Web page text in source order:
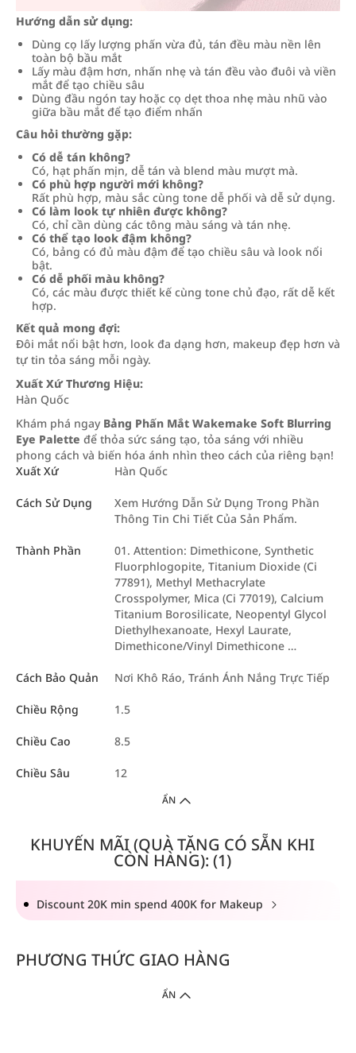
Hướng dẫn sử dụng:
Dùng cọ lấy lượng phấn vừa đủ, tán đều màu nền lên
toàn bộ bầu mắt
Lấy màu đậm hơn, nhấn nhẹ và tán đều vào đuôi và viền
mắt để tạo chiều sâu
Dùng đầu ngón tay hoặc cọ dẹt thoa nhẹ màu nhũ vào
giữa bầu mắt để tạo điểm nhấn
Câu hỏi thường gặp:
Có dễ tán không?
Có, hạt phấn mịn, dễ tán và blend màu mượt mà.
Có phù hợp người mới không?
Rất phù hợp, màu sắc cùng tone dễ phối và dễ sử dụng.
Có làm look tự nhiên được không?
Có, chỉ cần dùng các tông màu sáng và tán nhẹ.
Có thể tạo look đậm không?
Có, bảng có đủ màu đậm để tạo chiều sâu và look nổi
bật.
Có dễ phối màu không?
Có, các màu được thiết kế cùng tone chủ đạo, rất dễ kết
hợp.
Kết quả mong đợi:
Đôi mắt nổi bật hơn, look đa dạng hơn, makeup đẹp hơn và
tự tin tỏa sáng mỗi ngày.
Xuất Xứ Thương Hiệu:
Hàn Quốc
Khám phá ngay Bảng Phấn Mắt Wakemake Soft Blurring
Eye Palette để thỏa sức sáng tạo, tỏa sáng với nhiều
phong cách và biến hóa ánh nhìn theo cách của riêng bạn!
Xuất Xứ
Hàn Quốc
Cách Sử Dụng
Xem Hướng Dẫn Sử Dụng Trong Phần
Thông Tin Chi Tiết Của Sản Phẩm.
Thành Phần
01. Attention: Dimethicone, Synthetic
Fluorphlogopite, Titanium Dioxide (Ci
77891), Methyl Methacrylate
Crosspolymer, Mica (Ci 77019), Calcium
Titanium Borosilicate, Neopentyl Glycol
Diethylhexanoate, Hexyl Laurate,
Dimethicone/Vinyl Dimethicone …
Cách Bảo Quản Nơi Khô Ráo, Tránh Ánh Nắng Trực Tiếp
Chiều Rộng 1.5
Chiều Cao 8.5
Chiều Sâu 12
ẨN
KHUYẾN MÃI (QUÀ TẶNG CÓ SẴN KHI
CÒN HÀNG): (1)
Discount 20K min spend 400K for Makeup
PHƯƠNG THỨC GIAO HÀNG
ẨN